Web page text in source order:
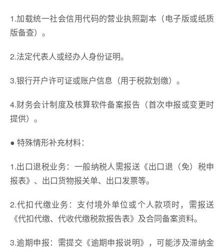
1.加载统一社会信用代码的营业执照副本（电子版或纸质
版备查）。
2.法定代表人或经办人身份证明。
3.银行开户许可证或账户信息（用于税款划缴）。
4.财务会计制度及核算软件备案报告（首次申报或变更时
提供）。
● 特殊情形补充材料：
1.出口退税业务：一般纳税人需报送《出口退（免）税申
报表》、出口货物报关单、出口发票等。
2.代扣代缴业务：支付境外单位或个人款项时，需报送
《代扣代缴、代收代缴税款报告表》及合同备案资料。
3.逾期申报：需提交《逾期申报说明》，可能涉及滞纳金